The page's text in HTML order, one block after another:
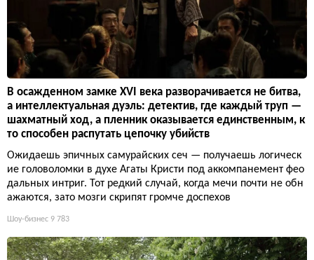
В осажденном замке XVI века разворачивается не битва,
а интеллектуальная дуэль: детектив, где каждый труп —
шахматный ход, а пленник оказывается единственным, к
то способен распутать цепочку убийств
Ожидаешь эпичных самурайских сеч — получаешь логическ
ие головоломки в духе Агаты Кристи под аккомпанемент фео
дальных интриг. Тот редкий случай, когда мечи почти не обн
ажаются, зато мозги скрипят громче доспехов
Шоу-бизнес 9 783